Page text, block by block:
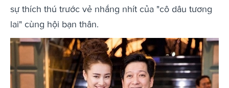
sự thích thú trước vẻ nhắng nhít của "cô dâu tương
lai" cùng hội bạn thân.